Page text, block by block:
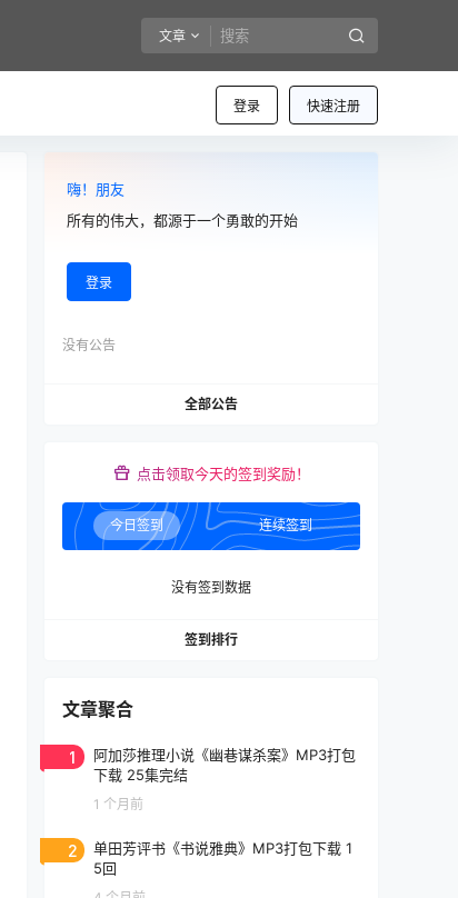
文章
登录 快速注册
嗨！朋友
所有的伟大，都源于一个勇敢的开始
登录
没有公告
全部公告
点击领取今天的签到奖励！
今日签到 连续签到
没有签到数据
签到排行
文章聚合
1
阿加莎推理小说《幽巷谋杀案》MP3打包
下载 25集完结
1 个月前
2
单田芳评书《书说雅典》MP3打包下载 1
5回